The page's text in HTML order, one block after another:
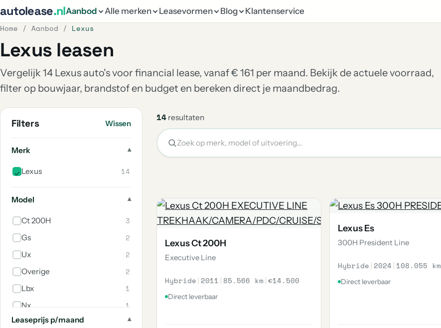
autolease.nlAanbod Alle merken Leasevormen Blog Klantenservice
Home / Aanbod / Lexus
Lexus leasen
Vergelijk 14 Lexus auto's voor financial lease, vanaf € 161 per maand. Bekijk de actuele voorraad,
filter op bouwjaar, brandstof en budget en bereken direct je maandbedrag.
Filters Wissen
Merk
Lexus 14
Model
Ct 200H 3
Gs 2
Ux 2
Overige 2
Lbx 1
Nx 1
Es 1
Leaseprijs p/maand
14 resultaten
Lexus Ct 200H
Executive Line
Hybride | 2011 | 85.566 km |€14.500
Direct leverbaar
Lexus Es
300H President Line
Hybride | 2024 | 108.055 km
Direct leverbaar